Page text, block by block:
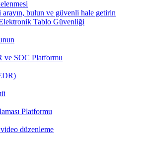
arayın, bulun ve güvenli hale getirin
Tablo Güvenliği
ve SOC Platformu
Platformu
düzenleme